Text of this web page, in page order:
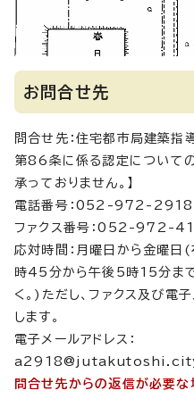
お問合せ先
問合せ先：住宅都市局建築
第86条に係る認定について
承っておりません。】
電話番号：052-972-2918
ファクス番号：052-972-
応対時間：月曜日から金曜日
時45分から午後5時15分ま
く。)ただし、ファクス及び電
します。
電子メールアドレス：
問合せ先からの返信が必要な